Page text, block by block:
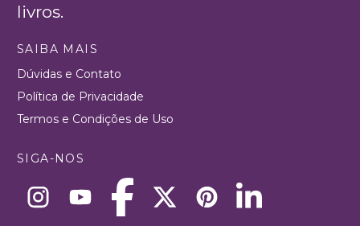
livros.
SAIBA MAIS
Dúvidas e Contato
Política de Privacidade
Termos e Condições de Uso
SIGA-NOS